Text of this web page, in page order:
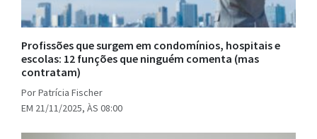
Profissões que surgem em condomínios, hospitais e
escolas: 12 funções que ninguém comenta (mas
contratam)
Por Patrícia Fischer
EM 21/11/2025, ÀS 08:00